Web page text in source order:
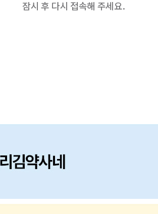
잠시 후 다시 접속해 주세요.